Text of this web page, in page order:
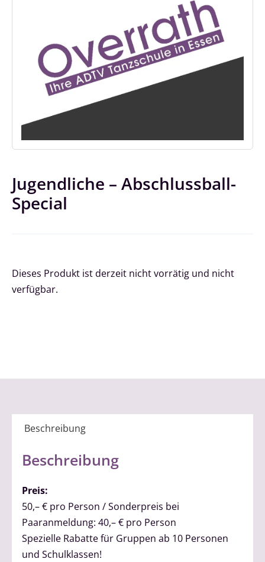
Jugendliche – Abschlussball-
Special
Dieses Produkt ist derzeit nicht vorrätig und nicht
verfügbar.
Beschreibung
Beschreibung
Preis:
50,– € pro Person / Sonderpreis bei
Paaranmeldung: 40,– € pro Person
Spezielle Rabatte für Gruppen ab 10 Personen
und Schulklassen!